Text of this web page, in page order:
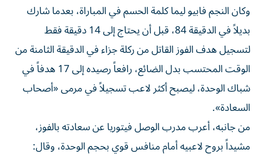
وكان النجم فابيو ليما كلمة الحسم في المباراة، بعدما شارك
بديلاً في الدقيقة 84، قبل أن يحتاج إلى 14 دقيقة فقط
لتسجيل هدف الفوز القاتل من ركلة جزاء في الدقيقة الثامنة من
الوقت المحتسب بدل الضائع، رافعاً رصيده إلى 17 هدفاً في
شباك الوحدة، ليصبح أكثر لاعب تسجيلاً في مرمى «أصحاب
السعادة».
من جانبه، أعرب مدرب الوصل فيتوريا عن سعادته بالفوز،
مشيداً بروح لاعبيه أمام منافس قوي بحجم الوحدة، وقال: